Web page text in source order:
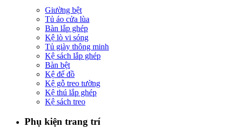
Giường bệt
Tủ áo cửa lùa
Bàn lắp ghép
Kệ lò vi sóng
Tủ giày thông minh
Kệ sách lắp ghép
Bàn bệt
Kệ để đồ
Kệ gỗ treo tường
Kệ thú lắp ghép
Kệ sách treo
Phụ kiện trang trí